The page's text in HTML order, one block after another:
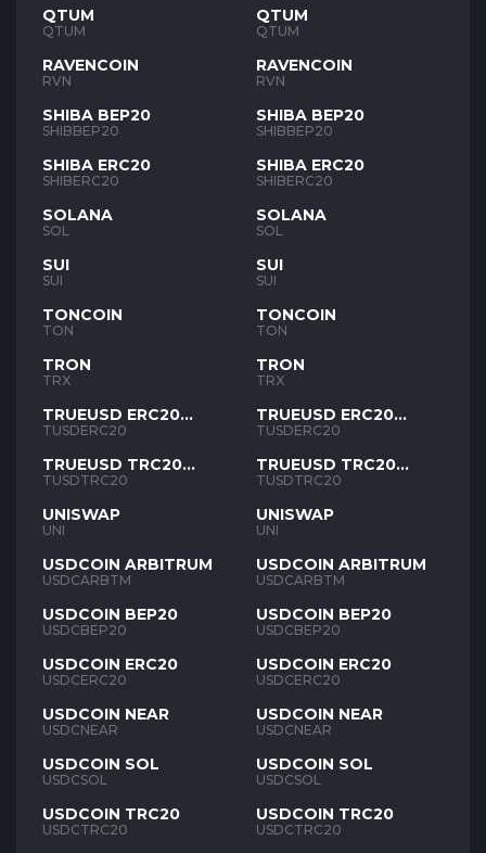
QTUM
QTUM
RAVENCOIN
RVN
SHIBA BEP20
SHIBBEP20
SHIBA ERC20
SHIBERC20
SOLANA
SOL
SUI
SUI
TONCOIN
TON
TRON
TRX
TRUEUSD ERC20
TUSD
TUSDERC20
TRUEUSD TRC20
TUSD
TUSDTRC20
UNISWAP
UNI
USDCOIN ARBITRUM
USDCARBTM
USDCOIN BEP20
USDCBEP20
USDCOIN ERC20
USDCERC20
USDCOIN NEAR
USDCNEAR
USDCOIN SOL
USDCSOL
USDCOIN TRC20
USDCTRC20
QTUM
QTUM
RAVENCOIN
RVN
SHIBA BEP20
SHIBBEP20
SHIBA ERC20
SHIBERC20
SOLANA
SOL
SUI
SUI
TONCOIN
TON
TRON
TRX
TRUEUSD ERC20
TUSD
TUSDERC20
TRUEUSD TRC20
TUSD
TUSDTRC20
UNISWAP
UNI
USDCOIN ARBITRUM
USDCARBTM
USDCOIN BEP20
USDCBEP20
USDCOIN ERC20
USDCERC20
USDCOIN NEAR
USDCNEAR
USDCOIN SOL
USDCSOL
USDCOIN TRC20
USDCTRC20